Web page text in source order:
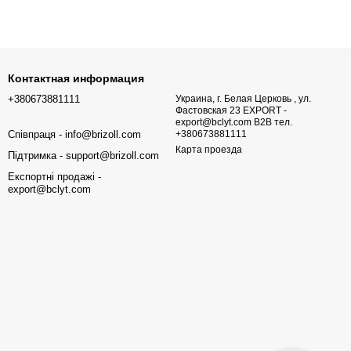
Контактная информация
+380673881111
Співпраця - info@brizoll.com
Підтримка - support@brizoll.com
Експортні продажі -
export@bclyt.com
Украина, г. Белая Церковь , ул.
Фастовская 23 EXPORT -
export@bclyt.com B2B тел.
+380673881111
Карта проезда